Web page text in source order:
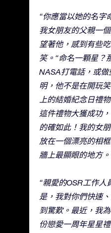
“你應當以她的名字
我女朋友的父親一
望著他，感到有些
笑。“命名一顆星？
NASA打電話，或做
明，他不是在開玩
上的結婚紀念日禮
這件禮物大獲成功
的確如此！我的女
放在一個漂亮的相
牆上最顯眼的地方
“親愛的OSR工作人
是，我對你們快速
到驚歎。最近，我
份戀愛一周年星星